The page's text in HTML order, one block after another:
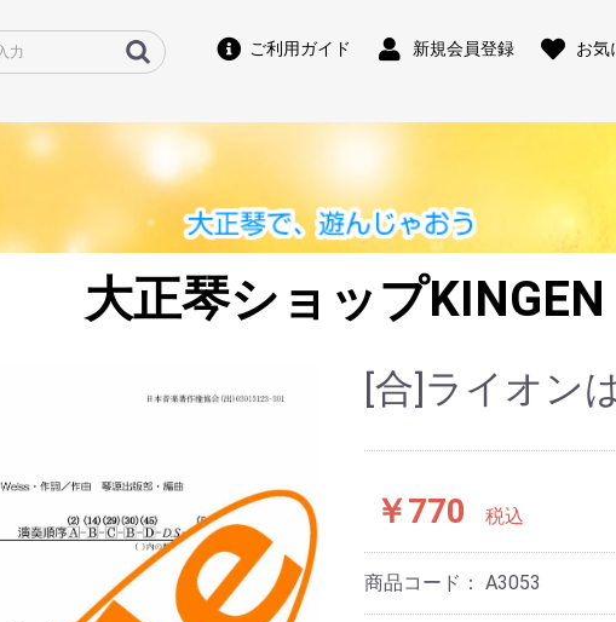
ご利用ガイド 新規会員登録 お気
大正琴ショップKINGEN
[合]ライオン
￥770 税込
商品コード： A3053